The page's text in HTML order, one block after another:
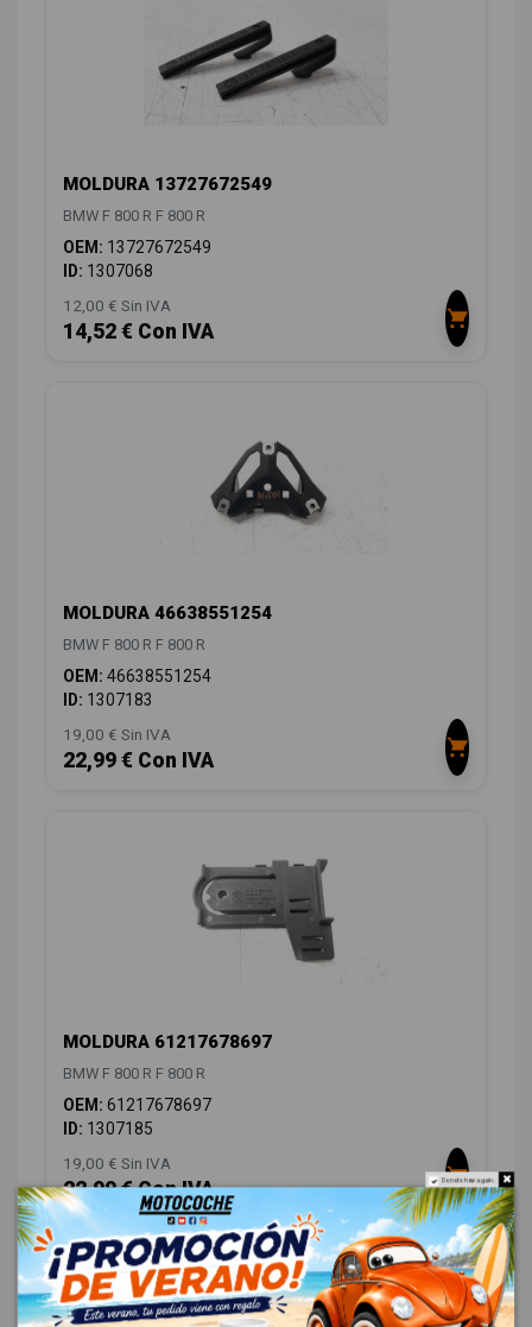
MOLDURA 13727672549
BMW F 800 R F 800 R
OEM: 13727672549
ID: 1307068
12,00 € Sin IVA
14,52 € Con IVA
MOLDURA 46638551254
BMW F 800 R F 800 R
OEM: 46638551254
ID: 1307183
19,00 € Sin IVA
22,99 € Con IVA
MOLDURA 61217678697
BMW F 800 R F 800 R
OEM: 61217678697
ID: 1307185
19,00 € Sin IVA
22,99 € Con IVA Do not show again.